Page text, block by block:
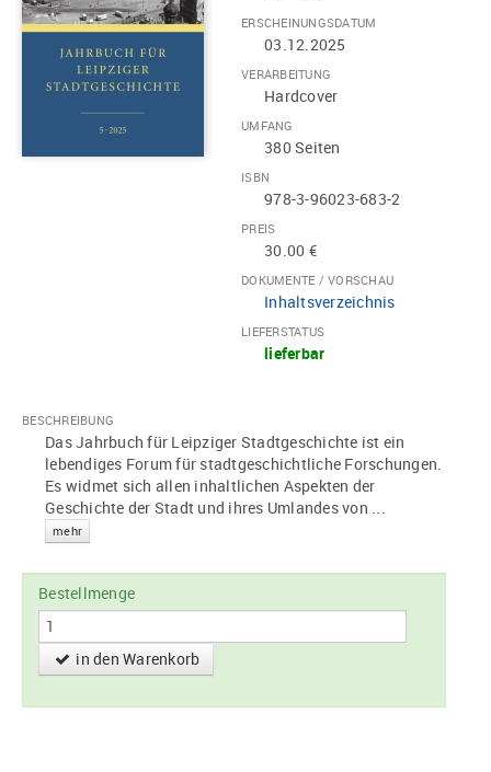
ERSCHEINUNGSDATUM
03.12.2025
VERARBEITUNG
Hardcover
UMFANG
380 Seiten
ISBN
978-3-96023-683-2
PREIS
30.00 €
DOKUMENTE / VORSCHAU
Inhaltsverzeichnis
LIEFERSTATUS
lieferbar
BESCHREIBUNG
Das Jahrbuch für Leipziger Stadtgeschichte ist ein
lebendiges Forum für stadtgeschichtliche Forschungen.
Es widmet sich allen inhaltlichen Aspekten der
Geschichte der Stadt und ihres Umlandes von ...
mehr
Bestellmenge
in den Warenkorb